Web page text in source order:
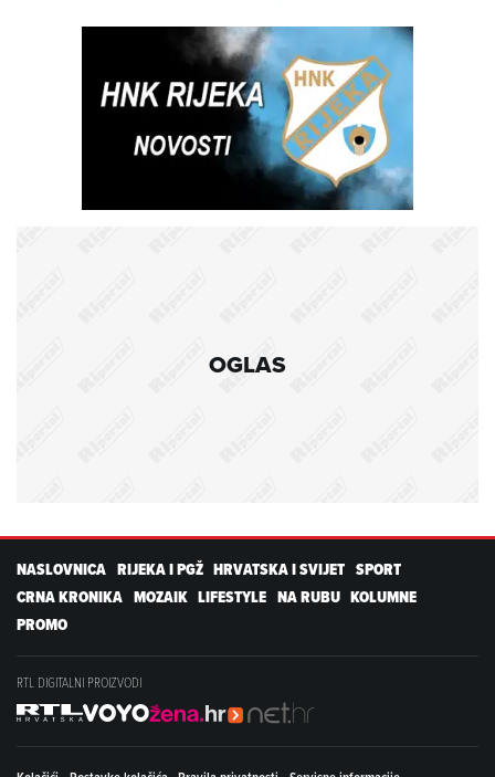
OGLAS
NASLOVNICA RIJEKA I PGŽ HRVATSKA I SVIJET SPORT
CRNA KRONIKA MOZAIK LIFESTYLE NA RUBU KOLUMNE
PROMO
RTL DIGITALNI PROIZVODI